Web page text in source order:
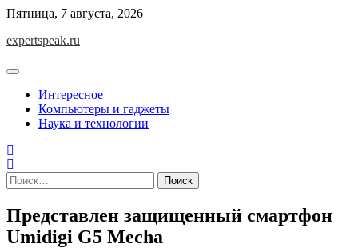
Skip
content
Пятница, 7 августа, 2026
expertspeak.ru
Интересное
Компьютеры и гаджеты
Наука и технологии
Найти:
Представлен защищенный смартфон
Umidigi G5 Mecha